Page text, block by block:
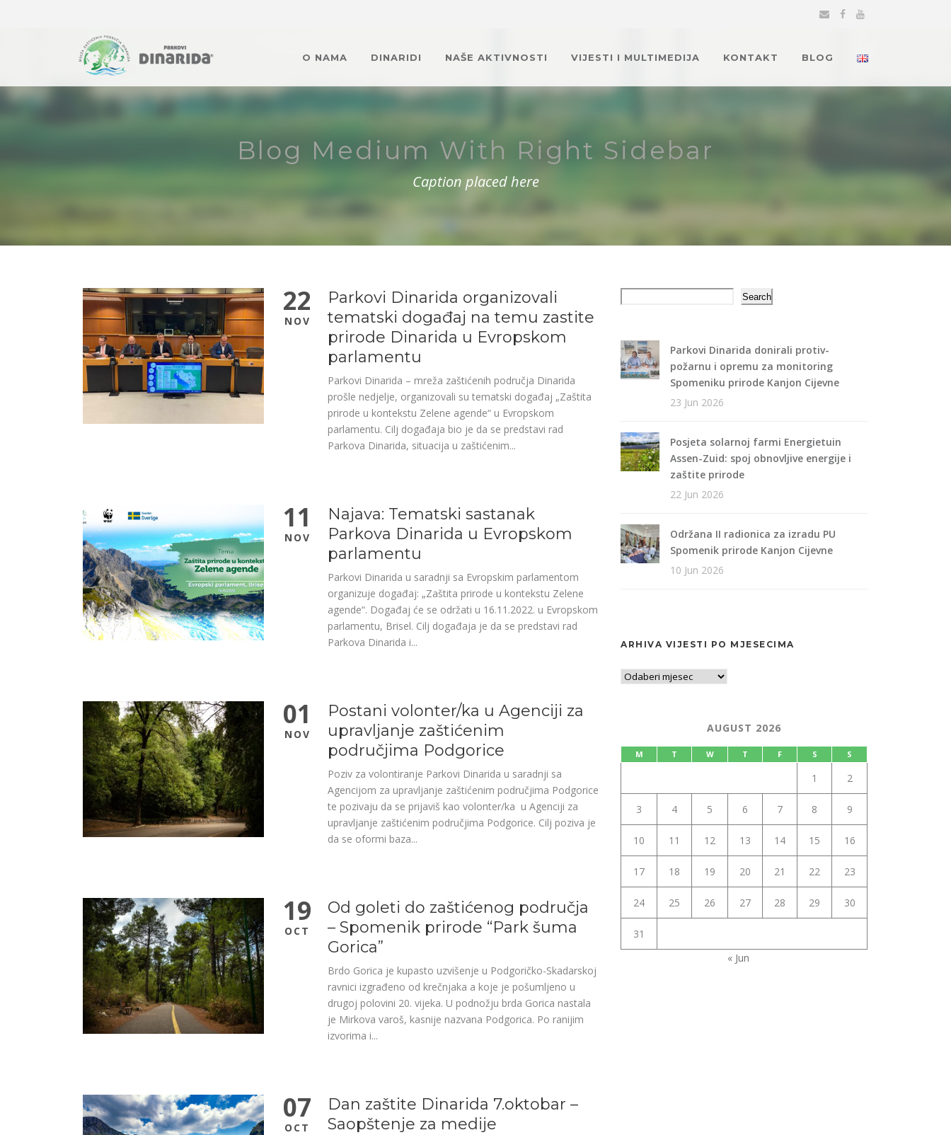
O NAMA DINARIDI NAŠE AKTIVNOSTI VIJESTI I MULTIMEDIJA KONTAKT BLOG
Blog Medium With Right Sidebar
Caption placed here
22
NOV
Parkovi Dinarida organizovali
tematski događaj na temu zastite
prirode Dinarida u Evropskom
parlamentu
Parkovi Dinarida – mreža zaštićenih područja Dinarida
prošle nedjelje, organizovali su tematski događaj „Zaštita
prirode u kontekstu Zelene agende“ u Evropskom
parlamentu. Cilj događaja bio je da se predstavi rad
Parkova Dinarida, situacija u zaštićenim...
11
NOV
Najava: Tematski sastanak
Parkova Dinarida u Evropskom
parlamentu
Parkovi Dinarida u saradnji sa Evropskim parlamentom
organizuje događaj: „Zaštita prirode u kontekstu Zelene
agende“. Događaj će se održati u 16.11.2022. u Evropskom
parlamentu, Brisel. Cilj događaja je da se predstavi rad
Parkova Dinarida i...
01
NOV
Postani volonter/ka u Agenciji za
upravljanje zaštićenim
područjima Podgorice
Poziv za volontiranje Parkovi Dinarida u saradnji sa
Agencijom za upravljanje zaštićenim područjima Podgorice
te pozivaju da se prijaviš kao volonter/ka u Agenciji za
upravljanje zaštićenim područjima Podgorice. Cilj poziva je
da se oformi baza...
19
OCT
Od goleti do zaštićenog područja
– Spomenik prirode “Park šuma
Gorica”
Brdo Gorica je kupasto uzvišenje u Podgoričko-Skadarskoj
ravnici izgrađeno od krečnjaka a koje je pošumljeno u
drugoj polovini 20. vijeka. U podnožju brda Gorica nastala
je Mirkova varoš, kasnije nazvana Podgorica. Po ranijim
izvorima i...
07
OCT
Dan zaštite Dinarida 7.oktobar –
Saopštenje za medije
Search
Parkovi Dinarida donirali protiv-
požarnu i opremu za monitoring
Spomeniku prirode Kanjon Cijevne
23 Jun 2026
Posjeta solarnoj farmi Energietuin
Assen-Zuid: spoj obnovljive energije i
zaštite prirode
22 Jun 2026
Održana II radionica za izradu PU
Spomenik prirode Kanjon Cijevne
10 Jun 2026
ARHIVA VIJESTI PO MJESECIMA
AUGUST 2026
M T W T F S S
1 2
3 4 5 6 7 8 9
10 11 12 13 14 15 16
17 18 19 20 21 22 23
24 25 26 27 28 29 30
31
« Jun